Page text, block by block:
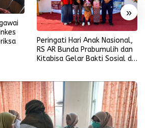
»
Peringati Hari Anak Nasional,
RS AR Bunda Prabumulih dan
Kitabisa Gelar Bakti Sosial di